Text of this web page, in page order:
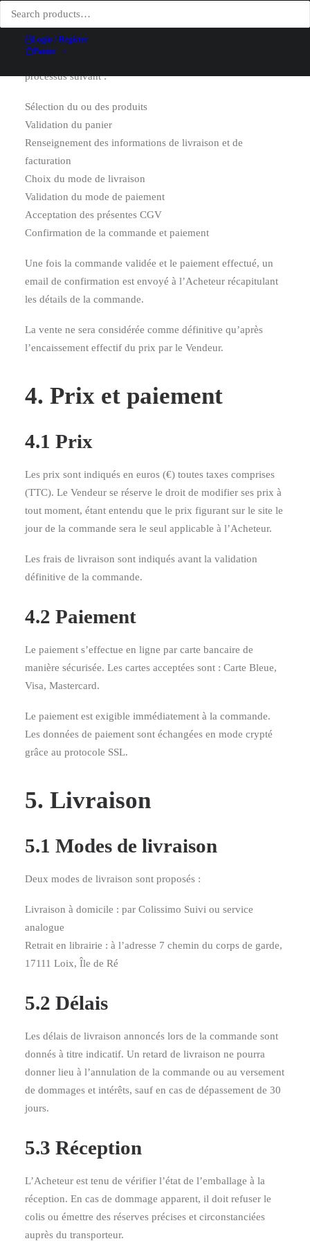
Login / Register
Panier
3. Commande
L’Acheteur passe commande en ligne en suivant le
processus suivant :
Sélection du ou des produits
Validation du panier
Renseignement des informations de livraison et de
facturation
Choix du mode de livraison
Validation du mode de paiement
Acceptation des présentes CGV
Confirmation de la commande et paiement
Une fois la commande validée et le paiement effectué, un
email de confirmation est envoyé à l’Acheteur récapitulant
les détails de la commande.
La vente ne sera considérée comme définitive qu’après
l’encaissement effectif du prix par le Vendeur.
4. Prix et paiement
4.1 Prix
Les prix sont indiqués en euros (€) toutes taxes comprises
(TTC). Le Vendeur se réserve le droit de modifier ses prix à
tout moment, étant entendu que le prix figurant sur le site le
jour de la commande sera le seul applicable à l’Acheteur.
Les frais de livraison sont indiqués avant la validation
définitive de la commande.
4.2 Paiement
Le paiement s’effectue en ligne par carte bancaire de
manière sécurisée. Les cartes acceptées sont : Carte Bleue,
Visa, Mastercard.
Le paiement est exigible immédiatement à la commande.
Les données de paiement sont échangées en mode crypté
grâce au protocole SSL.
5. Livraison
5.1 Modes de livraison
Deux modes de livraison sont proposés :
Livraison à domicile : par Colissimo Suivi ou service
analogue
Retrait en librairie : à l’adresse 7 chemin du corps de garde,
17111 Loix, Île de Ré
5.2 Délais
Les délais de livraison annoncés lors de la commande sont
donnés à titre indicatif. Un retard de livraison ne pourra
donner lieu à l’annulation de la commande ou au versement
de dommages et intérêts, sauf en cas de dépassement de 30
jours.
5.3 Réception
L’Acheteur est tenu de vérifier l’état de l’emballage à la
réception. En cas de dommage apparent, il doit refuser le
colis ou émettre des réserves précises et circonstanciées
auprès du transporteur.